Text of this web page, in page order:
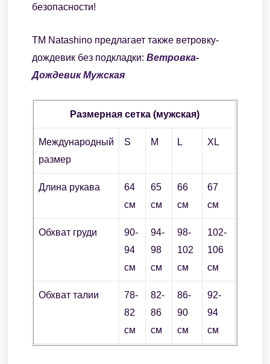
безопасности!
ТМ Natashino предлагает также ветровку-
дождевик без подкладки:Ветровка-
Дождевик Мужская
Размерная сетка (мужская)
Международный
размер
S M L XL
Длина рукава
64
см
65
см
66
см
67
см
Обхват груди
90-
94
см
94-
98
см
98-
102
см
102-
106
см
Обхват талии
78-
82
см
82-
86
см
86-
90
см
92-
94
см